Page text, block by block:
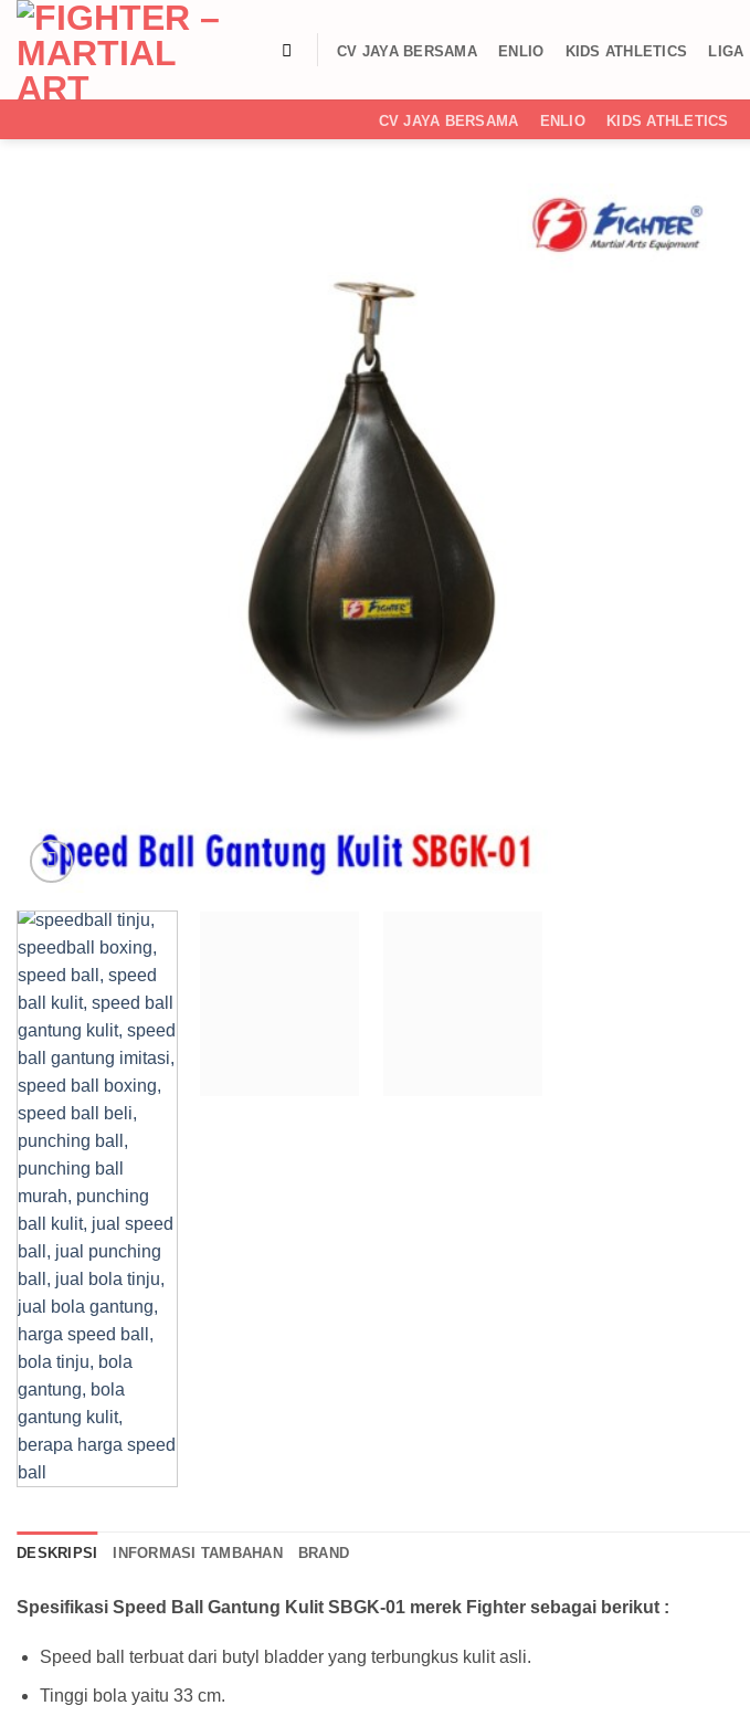
Skip
content
CV JAYA BERSAMA ENLIO KIDS ATHLETICS LIGA
CV JAYA BERSAMA ENLIO KIDS ATHLETICS
DESKRIPSI INFORMASI TAMBAHAN BRAND
Spesifikasi Speed Ball Gantung Kulit SBGK-01 merek Fighter sebagai berikut :
Speed ball terbuat dari butyl bladder yang terbungkus kulit asli.
Tinggi bola yaitu 33 cm.